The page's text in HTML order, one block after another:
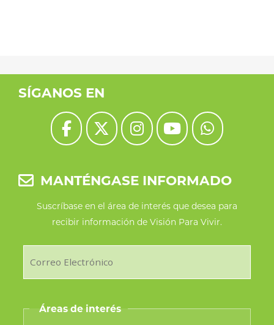
SÍGANOS EN
MANTÉNGASE INFORMADO
Suscríbase en el área de interés que desea para
recibir información de Visión Para Vivir.
Áreas de interés